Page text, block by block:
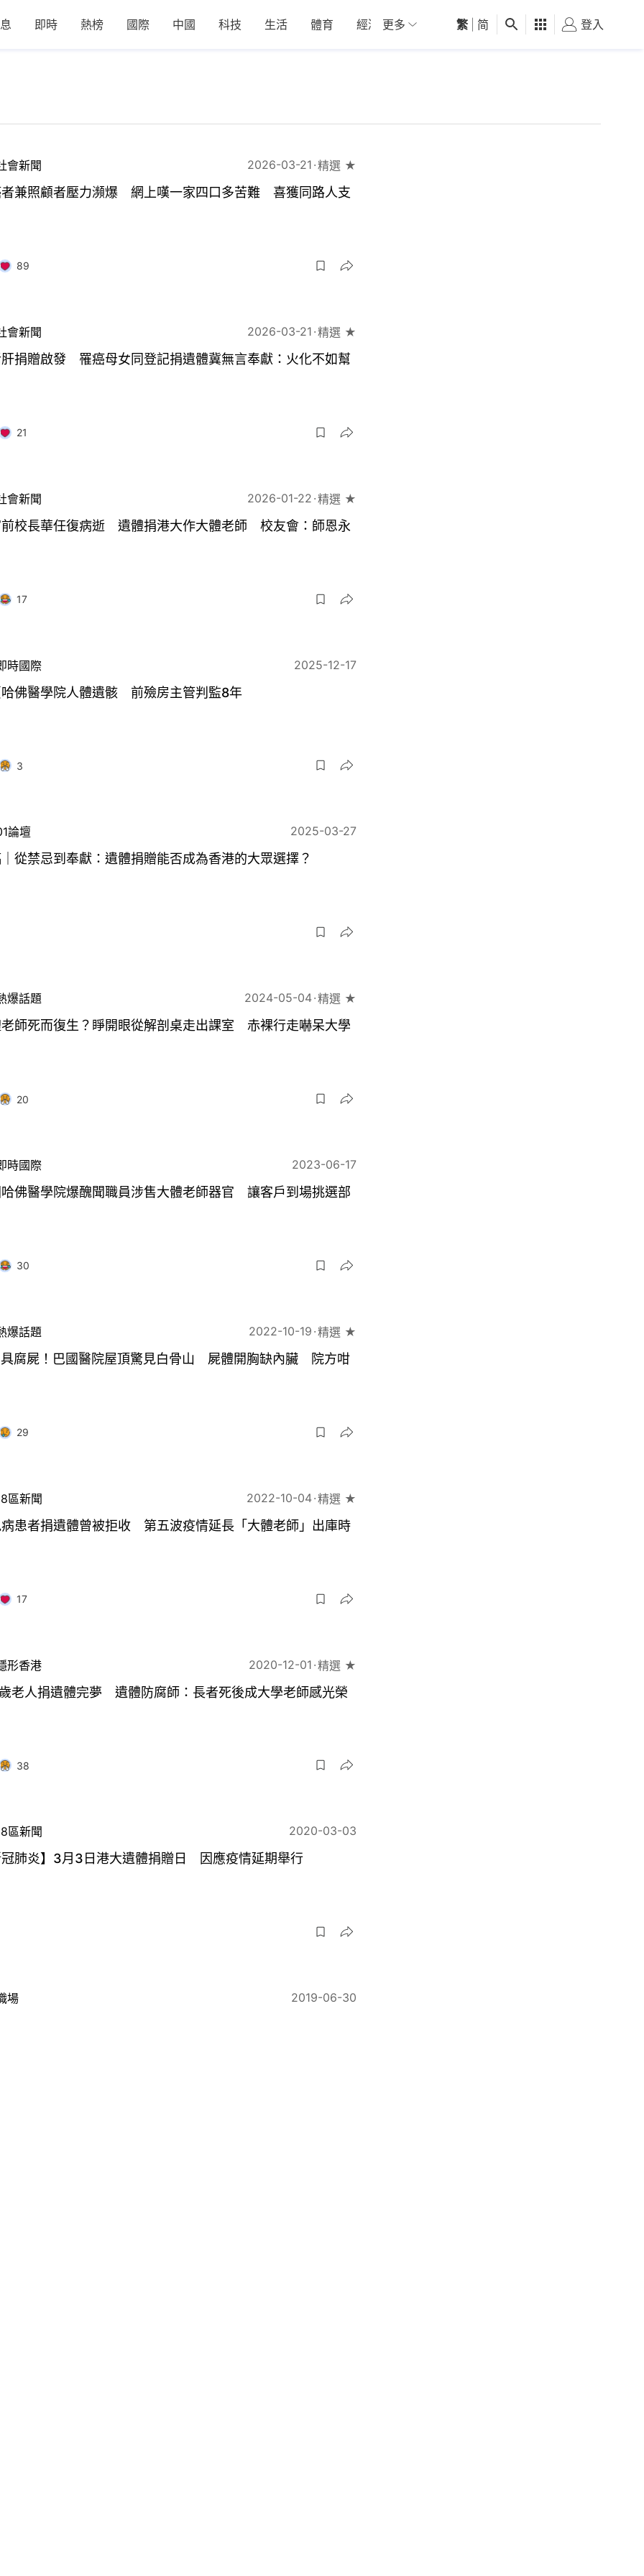
即時 熱榜 國際 中國 科技 生活 體育 經濟 01深圳 觀點 健康 好食玩飛
更多 繁 简 登入
會新聞 2026-03-21 精選 ★
兼照顧者壓力瀕爆 網上嘆一家四口多苦難 喜獲同路人支
89
會新聞 2026-03-21 精選 ★
捐贈啟發 罹癌母女同登記捐遺體冀無言奉獻：火化不如幫
21
會新聞 2026-01-22 精選 ★
校長華任復病逝 遺體捐港大作大體老師 校友會：師恩永
17
時國際 2025-12-17
佛醫學院人體遺骸 前殮房主管判監8年
3
論壇 2025-03-27
從禁忌到奉獻：遺體捐贈能否成為香港的大眾選擇？
爆話題 2024-05-04 精選 ★
師死而復生？睜開眼從解剖桌走出課室 赤裸行走嚇呆大學
20
時國際 2023-06-17
佛醫學院爆醜聞職員涉售大體老師器官 讓客戶到場挑選部
30
爆話題 2022-10-19 精選 ★
腐屍！巴國醫院屋頂驚見白骨山 屍體開胸缺內臟 院方咁
29
區新聞 2022-10-04 精選 ★
患者捐遺體曾被拒收 第五波疫情延長「大體老師」出庫時
17
形香港 2020-12-01 精選 ★
老人捐遺體完夢 遺體防腐師：長者死後成大學老師感光榮
38
區新聞 2020-03-03
肺炎】3月3日港大遺體捐贈日 因應疫情延期舉行
場 2019-06-30